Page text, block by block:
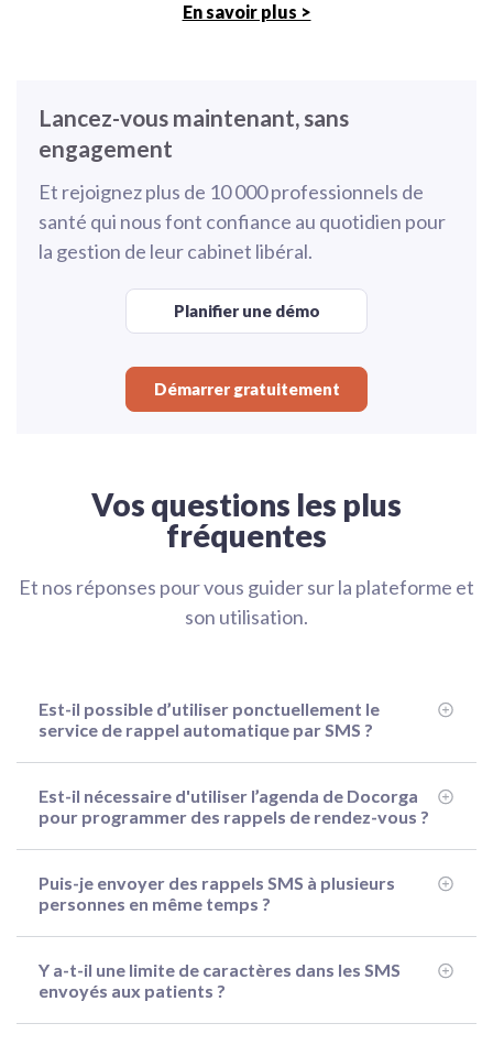
En savoir plus >
Lancez-vous maintenant, sans
engagement
Et rejoignez plus de 10 000 professionnels de
santé qui nous font confiance au quotidien pour
la gestion de leur cabinet libéral.
Planifier une démo
Démarrer gratuitement
Vos questions les plus
fréquentes
Et nos réponses pour vous guider sur la plateforme et
son utilisation.
Est-il possible d’utiliser ponctuellement le
service de rappel automatique par SMS ?
Est-il nécessaire d'utiliser l’agenda de Docorga
pour programmer des rappels de rendez-vous ?
Puis-je envoyer des rappels SMS à plusieurs
personnes en même temps ?
Y a-t-il une limite de caractères dans les SMS
envoyés aux patients ?